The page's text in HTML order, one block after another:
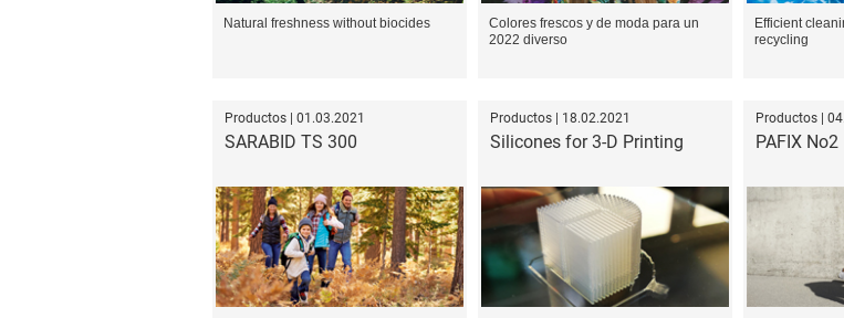
Natural freshness without biocides
Colores frescos y de moda para un
2022 diverso
Efficient
recycling
Productos | 01.03.2021
SARABID TS 300
Productos | 18.02.2021
Silicones for 3-D Printing
Productos |
PAFIX No2